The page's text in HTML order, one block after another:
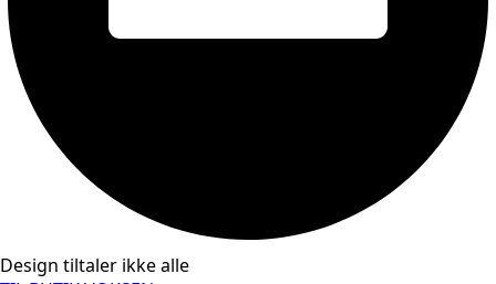
Design tiltaler ikke alle